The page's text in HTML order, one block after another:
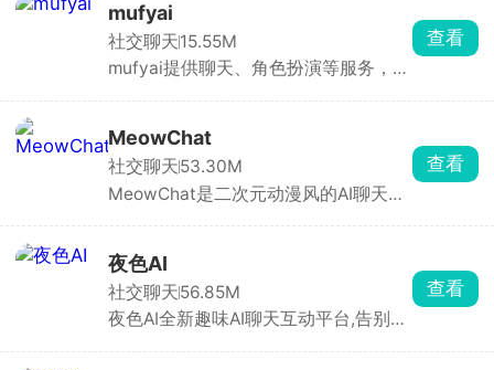
mufyai
社交聊天15.55M
mufyai提供聊天、角色扮演等服务，在
粮，猫罐头，鱼缸都是等价货币，可以
用于创建角色和剧本等，在mufyai中你
就是主角，人人都是创作者，构筑出了
一个完全沉浸式的虚拟交互天地，与众
查看
MeowChat
社交聊天53.30M
MeowChat是二次元动漫风的AI聊天
整，聊天像进了动漫剧情，AI回复贴合
人设。适合喜欢二次元、猫娘、剧情代
入感强的 AI 陪伴党。
查看
夜色AI
社交聊天56.85M
夜色AI全新趣味AI聊天互动平台,告别传
查看